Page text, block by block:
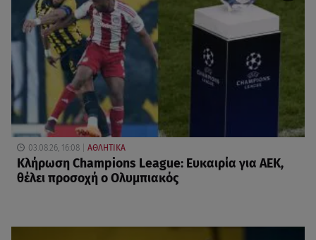
03.08.26, 16:08 ΑΘΛΗΤΙΚΑ
Κλήρωση Champions League: Ευκαιρία για ΑΕΚ,
θέλει προσοχή ο Ολυμπιακός